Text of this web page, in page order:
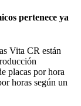
pertenece ya
Vita CR están
placas por hora
horas según un